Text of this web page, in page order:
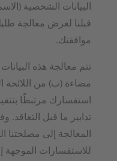
البيانات الشخصية
قبلنا لغرض معالجة
موافقتك.
مضاءة (ب) من اللائحة
استفسارك مرتبطًا
تدابير ما قبل التعاقد.
المعالجة إلى مصلحتنا